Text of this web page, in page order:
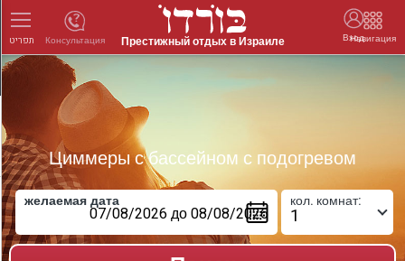
תפריט Престижный отдых в Израиле Вход
Навигация
Консультация
Циммеры с бассейном с подогревом
желаемая дата кол. комнат: